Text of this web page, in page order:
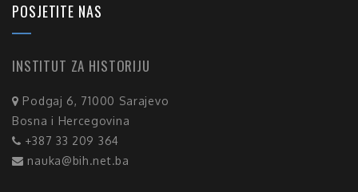
POSJETITE NAS
INSTITUT ZA HISTORIJU
Podgaj 6, 71000 Sarajevo
Bosna i Hercegovina
+387 33 209 364
nauka@bih.net.ba